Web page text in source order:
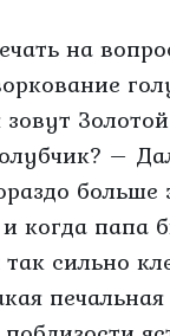
на
–
когда папа
сильно